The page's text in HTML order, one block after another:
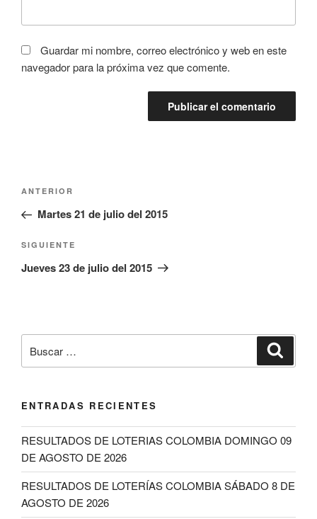
Guardar mi nombre, correo electrónico y web en este
navegador para la próxima vez que comente.
Navegación
entradas
Entrada
anterior:
ANTERIOR
Martes 21 de julio del 2015
Siguiente
entrada
SIGUIENTE
Jueves 23 de julio del 2015
por:
ENTRADAS RECIENTES
RESULTADOS DE LOTERIAS COLOMBIA DOMINGO 09
DE AGOSTO DE 2026
RESULTADOS DE LOTERÍAS COLOMBIA SÁBADO 8 DE
AGOSTO DE 2026